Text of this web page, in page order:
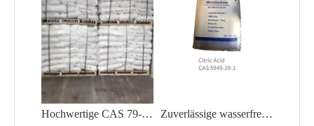
Hochwertige CAS 79-11-8 Chloressigsäure zu einem angemessenen Preis im Hot Selling Zuverlässige wasserfreie Zitronensäure/Zitronensäuremonohydrat/Natriumcitrat aus China